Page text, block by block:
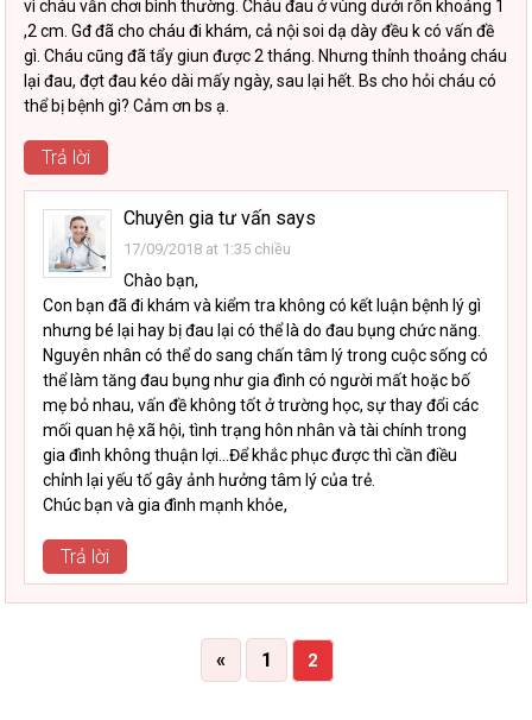
vì cháu vẫn chơi bình thường. Cháu đau ở vùng dưới rốn khoảng 1
,2 cm. Gđ đã cho cháu đi khám, cả nội soi dạ dày đều k có vấn đề
gì. Cháu cũng đã tẩy giun được 2 tháng. Nhưng thỉnh thoảng cháu
lại đau, đợt đau kéo dài mấy ngày, sau lại hết. Bs cho hỏi cháu có
thể bị bệnh gì? Cảm ơn bs ạ.
Trả lời
Chuyên gia tư vấn says
17/09/2018 at 1:35 chiều
Chào bạn,
Con bạn đã đi khám và kiểm tra không có kết luận bệnh lý gì
nhưng bé lại hay bị đau lại có thể là do đau bụng chức năng.
Nguyên nhân có thể do sang chấn tâm lý trong cuộc sống có
thể làm tăng đau bụng như gia đình có người mất hoặc bố
mẹ bỏ nhau, vấn đề không tốt ở trường học, sự thay đổi các
mối quan hệ xã hội, tình trạng hôn nhân và tài chính trong
gia đình không thuận lợi…Để khắc phục được thì cần điều
chỉnh lại yếu tố gây ảnh hưởng tâm lý của trẻ.
Chúc bạn và gia đình mạnh khỏe,
Trả lời
« 1 2